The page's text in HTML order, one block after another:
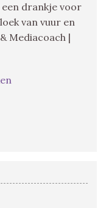
drankje voor
van vuur en
Mediacoach |